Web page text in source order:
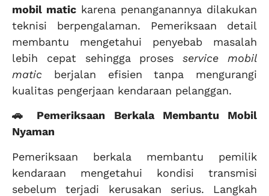
mobil matic karena penanganannya dilakukan
teknisi berpengalaman. Pemeriksaan detail
membantu mengetahui penyebab masalah
lebih cepat sehingga prosesservice mobil
matic berjalan efisien tanpa mengurangi
kualitas pengerjaan kendaraan pelanggan.
🚗 Pemeriksaan Berkala Membantu Mobil
Nyaman
Pemeriksaan berkala membantu pemilik
kendaraan mengetahui kondisi transmisi
sebelum terjadi kerusakan serius. Langkah